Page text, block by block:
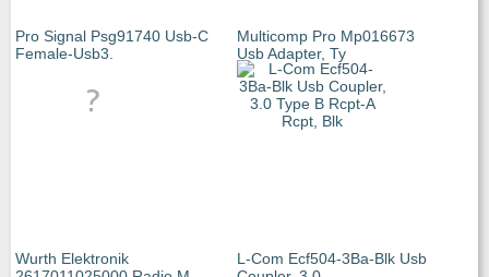
Pro Signal Psg91740 Usb-C
Female-Usb3.
Multicomp Pro Mp016673
Usb Adapter, Ty
Wurth Elektronik
L-Com Ecf504-3Ba-Blk Usb